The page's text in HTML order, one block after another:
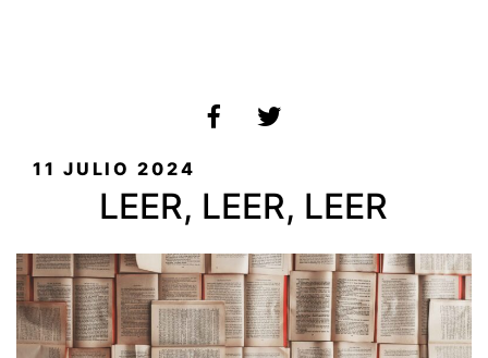
PUBLICADO
11 JULIO 2024
LEER, LEER, LEER